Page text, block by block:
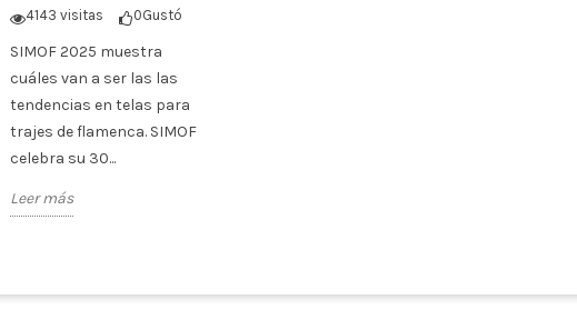
4143 visitas 0Gustó
SIMOF 2025 muestra
cuáles van a ser las las
tendencias en telas para
trajes de flamenca. SIMOF
celebra su 30...
Leer más